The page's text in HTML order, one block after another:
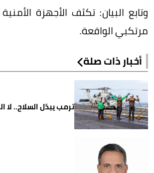
وتابع البيان: تكثف الأجهزة
مرتكبي الواقعة.
أخبار ذات صلة
ترمب يبدّل السلاح.. لا